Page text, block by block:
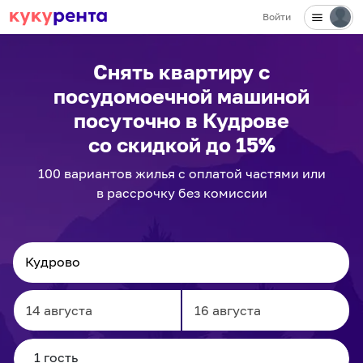
Войти
Снять квартиру с
посудомоечной машиной
посуточно в Кудрове
со скидкой до 15%
100 вариантовжилья с оплатой частями или
в рассрочку без комиссии
Navigate
forward
Navigate
✕